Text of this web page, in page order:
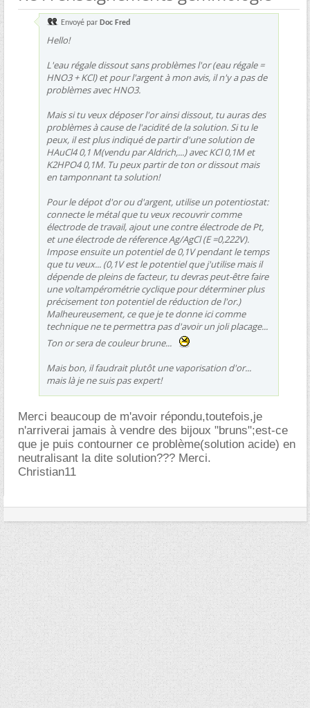
Envoyé par Doc Fred
Hello!
L'eau régale dissout sans problèmes l'or (eau régale =
HNO3 + KCl) et pour l'argent à mon avis, il n'y a pas de
problèmes avec HNO3.
Mais si tu veux déposer l'or ainsi dissout, tu auras des
problèmes à cause de l'acidité de la solution. Si tu le
peux, il est plus indiqué de partir d'une solution de
HAuCl4 0,1 M(vendu par Aldrich,...) avec KCl 0,1M et
K2HPO4 0,1M. Tu peux partir de ton or dissout mais
en tamponnant ta solution!
Pour le dépot d'or ou d'argent, utilise un potentiostat:
connecte le métal que tu veux recouvrir comme
électrode de travail, ajout une contre électrode de Pt,
et une électrode de réference Ag/AgCl (E =0,222V).
Impose ensuite un potentiel de 0,1V pendant le temps
que tu veux... (0,1V est le potentiel que j'utilise mais il
dépende de pleins de facteur, tu devras peut-être faire
une voltampérométrie cyclique pour déterminer plus
précisement ton potentiel de réduction de l'or.)
Malheureusement, ce que je te donne ici comme
technique ne te permettra pas d'avoir un joli placage...
Ton or sera de couleur brune...
Mais bon, il faudrait plutôt une vaporisation d'or...
mais là je ne suis pas expert!
Merci beaucoup de m'avoir répondu,toutefois,je
n'arriverai jamais à vendre des bijoux "bruns";est-ce
que je puis contourner ce problème(solution acide) en
neutralisant la dite solution??? Merci.
Christian11